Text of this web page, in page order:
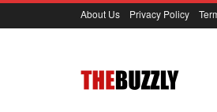
About Us Privacy Policy